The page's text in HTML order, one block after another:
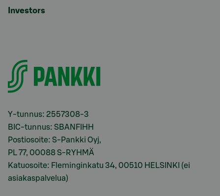
Investors
Y-tunnus: 2557308-3
BIC-tunnus: SBANFIHH
Postiosoite: S-Pankki Oyj,
PL 77, 00088 S-RYHMÄ
Katuosoite: Fleminginkatu 34, 00510 HELSINKI (ei
asiakaspalvelua)